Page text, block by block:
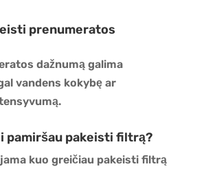
prenumeratos
dažnumą galima
vandens kokybę ar
pamiršau pakeisti filtrą?
kuo greičiau pakeisti filtrą